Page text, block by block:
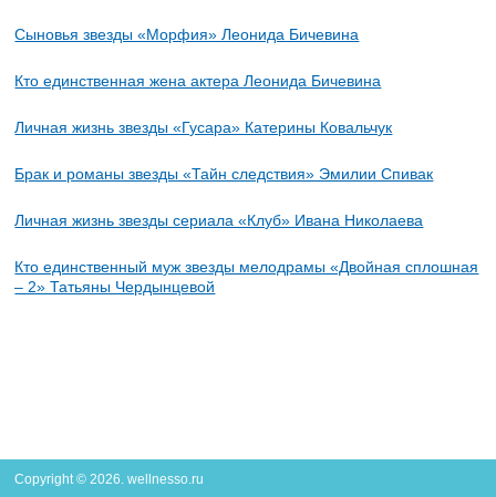
Сыновья звезды «Морфия» Леонида Бичевина
Кто единственная жена актера Леонида Бичевина
Личная жизнь звезды «Гусара» Катерины Ковальчук
Брак и романы звезды «Тайн следствия» Эмилии Спивак
Личная жизнь звезды сериала «Клуб» Ивана Николаева
Кто единственный муж звезды мелодрамы «Двойная сплошная
– 2» Татьяны Чердынцевой
Copyright © 2026. wellnesso.ru